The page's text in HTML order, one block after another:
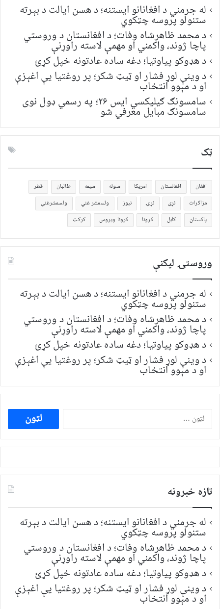
له جرمني د افغانانو ایستنه؛ د هسن ایالت د بېرته
ستنولو پروسه چټکوي
د محمد ظاهرشاه وفات؛ د افغانستان د وروستي
پاچا ژوند، واکمني او مهمې لاسته راوړنې
د هډوکو پیاوتیا؛ دغه ساده عادتونه خپل کړئ
د وینې لوړ فشار او ټیټ شکر؛ پر روغتیا یې اغېزې
او د مېوو انتخاب
سامسونګ ګیلیکسي ایس ۲۶؛ په رسمي ډول نوی
سامسونګ مبایل معرفي شو
ټک
افغان افغانستان امریکا سوله سیمه طالبان
قطر
مزاکرات
نړی نړۍ نیوز ولسمشر غني
ولسمشرغني
پاکستان
کابل کرونا کرونا ویروس کرکټ
وروستۍ ليکنې
له جرمني د افغانانو ایستنه؛ د هسن ایالت د بېرته
ستنولو پروسه چټکوي
د محمد ظاهرشاه وفات؛ د افغانستان د وروستي
پاچا ژوند، واکمني او مهمې لاسته راوړنې
د هډوکو پیاوتیا؛ دغه ساده عادتونه خپل کړئ
د وینې لوړ فشار او ټیټ شکر؛ پر روغتیا یې اغېزې
او د مېوو انتخاب
ددی
لپاره
لټون:
تازه خبرونه
له جرمني د افغانانو ایستنه؛ د هسن ایالت د بېرته
ستنولو پروسه چټکوي
د محمد ظاهرشاه وفات؛ د افغانستان د وروستي
پاچا ژوند، واکمني او مهمې لاسته راوړنې
د هډوکو پیاوتیا؛ دغه ساده عادتونه خپل کړئ
د وینې لوړ فشار او ټیټ شکر؛ پر روغتیا یې اغېزې
او د مېوو انتخاب